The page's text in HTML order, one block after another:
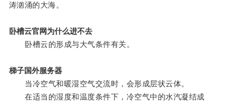
涛汹涌的大海。
卧槽云官网为什么进不去
卧槽云的形成与大气条件有关。
梯子国外服务器
当冷空气和暖湿空气交流时，会形成层状云体。
在适当的湿度和温度条件下，冷空气中的水汽凝结成